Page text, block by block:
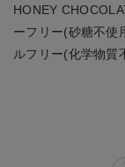
HONEY
ーフリー(砂糖不使
ルフリー(化学物質